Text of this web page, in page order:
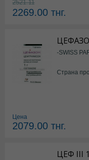
2521.11
2269.00 тнг.
-SWISS
Страна
Цена
2079.00 тнг.
ЦЕФ III